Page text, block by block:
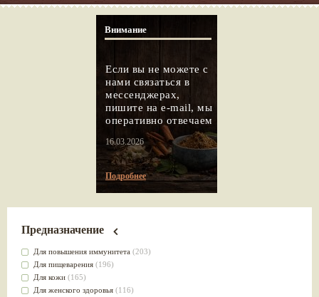
Внимание
Если вы не можете с
нами связаться в
мессенджерах,
пишите на e-mail, мы
оперативно отвечаем
16.03.2026
Подробнее
Предназначение
Для повышения иммунитета (203)
Для пищеварения (196)
Для кожи (165)
Для женского здоровья (116)